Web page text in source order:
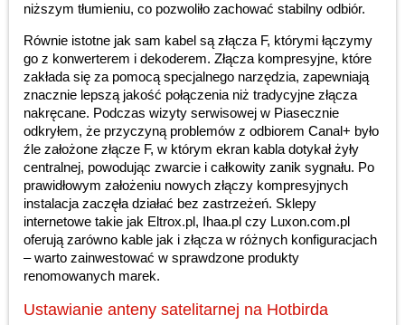
niższym tłumieniu, co pozwoliło zachować stabilny odbiór.
Równie istotne jak sam kabel są złącza F, którymi łączymy
go z konwerterem i dekoderem. Złącza kompresyjne, które
zakłada się za pomocą specjalnego narzędzia, zapewniają
znacznie lepszą jakość połączenia niż tradycyjne złącza
nakręcane. Podczas wizyty serwisowej w Piasecznie
odkryłem, że przyczyną problemów z odbiorem Canal+ było
źle założone złącze F, w którym ekran kabla dotykał żyły
centralnej, powodując zwarcie i całkowity zanik sygnału. Po
prawidłowym założeniu nowych złączy kompresyjnych
instalacja zaczęła działać bez zastrzeżeń. Sklepy
internetowe takie jak Eltrox.pl, Ihaa.pl czy Luxon.com.pl
oferują zarówno kable jak i złącza w różnych konfiguracjach
– warto zainwestować w sprawdzone produkty
renomowanych marek.
Ustawianie anteny satelitarnej na Hotbirda